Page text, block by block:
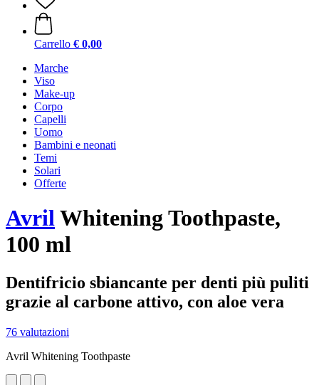
Carrello € 0,00
Marche
Viso
Make-up
Corpo
Capelli
Uomo
Bambini e neonati
Temi
Solari
Offerte
AvrilWhitening Toothpaste,
100 ml
Dentifricio sbiancante per denti più puliti
grazie al carbone attivo, con aloe vera
76 valutazioni
Avril Whitening Toothpaste